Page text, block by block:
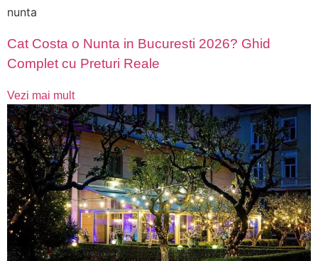
nunta
Cat Costa o Nunta in Bucuresti 2026? Ghid
Complet cu Preturi Reale
Vezi mai mult